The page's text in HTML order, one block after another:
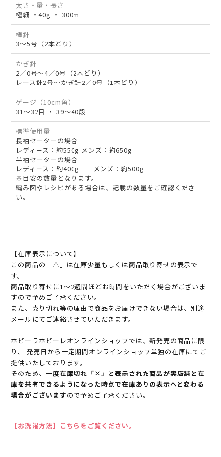
太さ・量・長さ
極細 ・40g ・ 300m
棒針
3～5号（2本どり）
かぎ針
2／0号～4／0号（2本どり）
レース針2号～かぎ針2／0号（1本どり）
ゲージ（10cm角）
31～32目 ・ 39～40段
標準使用量
長袖セーターの場合
レディース：約550g メンズ：約650g
半袖セーターの場合
レディース：約400g メンズ：約500g
※目安の数量となります。
編み図やレシピがある場合は、記載の数量をご確認くださ
い。
【在庫表示について】
この商品の「△」は在庫少量もしくは商品取り寄せの表示で
す。
商品取り寄せに1～2週間ほどお時間をいただく場合がございま
すので予めご了承ください。
また、売り切れ等の理由で商品をお届けできない場合は、別途
メールにてご連絡させていただきます。
ホビーラホビーレオンラインショップでは、新発売の商品に限
り、 発売日から一定期間オンラインショップ単独の在庫にてご
提供いたしております。
そのため、 一度在庫切れ「×」と表示された商品が実店舗と在
庫を共有できるようになった時点で在庫ありの表示へと変わる
場合がございますので予めご了承ください。
【お洗濯方法】こちらをご覧ください。